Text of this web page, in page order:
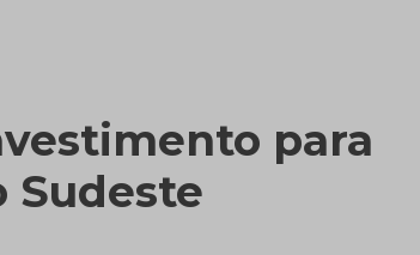
para
Sudeste